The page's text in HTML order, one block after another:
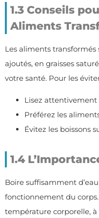
1.3 Conseils
Aliments
Les aliments transformés
ajoutés, en graisses
votre santé. Pour les
Lisez
Préférez les
Évitez les boissons
1.4
Boire suffisamment
fonctionnement du corps.
température corporelle,